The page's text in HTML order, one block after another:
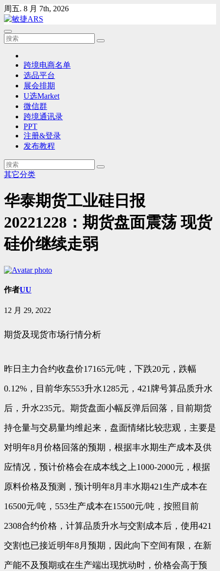
Skip
to
content
周五. 8 月 7th, 2026
跨境电商名单
选品平台
展会排期
U选Market
微信群
跨境通讯录
PPT
注册&登录
发布教程
其它分类
华泰期货工业硅日报
20221228：期货盘面震荡 现货
硅价继续走弱
作者UU
12 月 29, 2022
期货及现货市场行情分析
昨日主力合约收盘价17165元/吨，下跌20元，跌幅
0.12%，目前华东553升水1285元，421牌号算品质升水
后，升水235元。期货盘面小幅反弹后回落，目前期货
持仓量与交易量均维起来，盘面情绪比较悲观，主要是
对明年8月价格回落的预期，根据丰水期生产成本及供
应情况，预计价格会在成本线之上1000-2000元，根据
原料价格及预测，预计明年8月丰水期421生产成本在
16500元/吨，553生产成本在15500元/吨，按照目前
2308合约价格，计算品质升水与交割成本后，使用421
交割也已接近明年8月预期，因此向下空间有限，在新
产能不及预期或在生产端出现扰动时，价格会高于预